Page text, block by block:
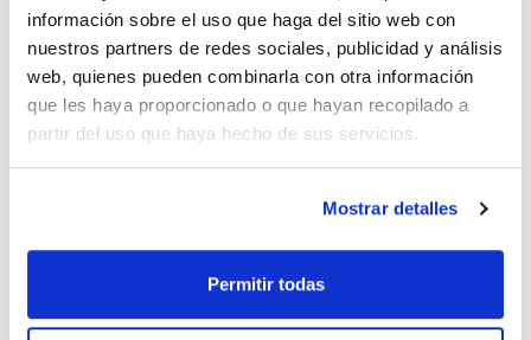
información sobre el uso que haga del sitio web con
nuestros partners de redes sociales, publicidad y análisis
web, quienes pueden combinarla con otra información
que les haya proporcionado o que hayan recopilado a
partir del uso que haya hecho de sus servicios.
Mostrar detalles
Permitir todas
Imprimir ficha de
producto
Características
Capacidad : x 250 g
- Sinónimos: Ácido aminoacético, Glicocola
- C2H5NO2
- LD 50 (oral, rat): 7930 mg/kg
Documentación técnica